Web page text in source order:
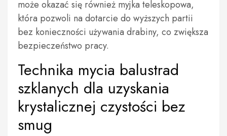
może okazać się również myjka teleskopowa,
która pozwoli na dotarcie do wyższych partii
bez konieczności używania drabiny, co zwiększa
bezpieczeństwo pracy.
Technika mycia balustrad
szklanych dla uzyskania
krystalicznej czystości bez
smug